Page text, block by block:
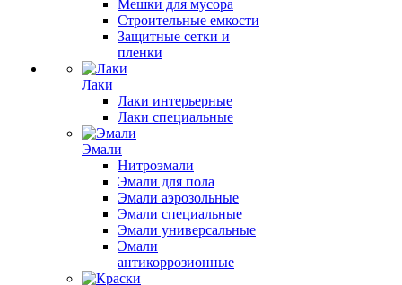
Мешки для мусора
Строительные емкости
Защитные сетки и
пленки
Лаки
Лаки интерьерные
Лаки специальные
Эмали
Нитроэмали
Эмали для пола
Эмали аэрозольные
Эмали специальные
Эмали универсальные
Эмали
антикоррозионные